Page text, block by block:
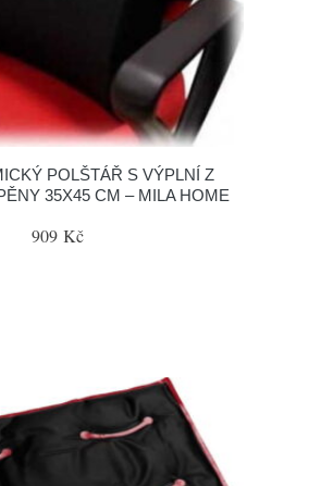
POLŠTÁŘ S VÝPLNÍ Z
35X45 CM – MILA HOME
909 Kč